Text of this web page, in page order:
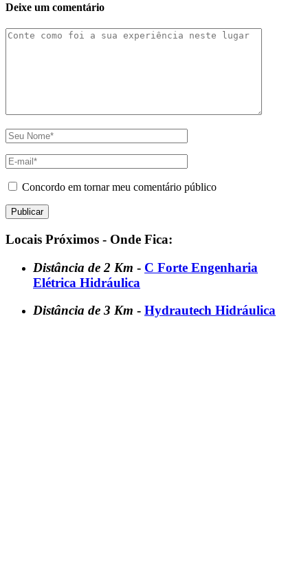
Deixe um comentário
Concordo em tornar meu comentário público
Locais Próximos - Onde Fica:
Distância de 2 Km - C Forte Engenharia
Elétrica Hidráulica
Distância de 3 Km - Hydrautech Hidráulica